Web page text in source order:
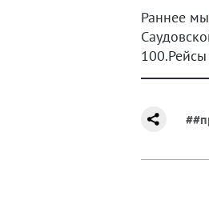
Раннее мы